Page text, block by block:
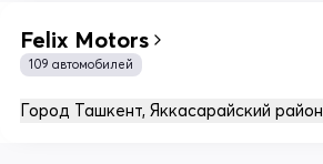
Felix Motors
109 автомобилей
Город Ташкент, Яккасарайский район